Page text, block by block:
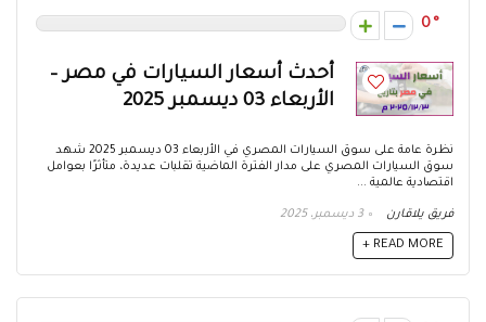
0
أحدث أسعار السيارات في مصر –
الأربعاء 03 ديسمبر 2025
نظرة عامة على سوق السيارات المصري في الأربعاء 03 ديسمبر 2025 شهد
سوق السيارات المصري على مدار الفترة الماضية تقلبات عديدة، متأثرًا بعوامل
اقتصادية عالمية ...
فريق يلاقارن 3 ديسمبر، 2025
READ MORE +